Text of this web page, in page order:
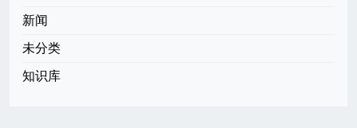
新闻
未分类
知识库